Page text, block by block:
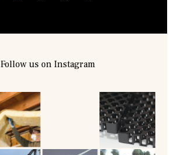
Follow us on Instagram